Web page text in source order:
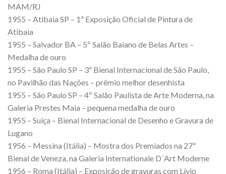
MAM/RJ
1955 – Atibaia SP – 1ª Exposição Oficial de Pintura de
Atibaia
1955 – Salvador BA – 5º Salão Baiano de Belas Artes –
Medalha de ouro
1955 – São Paulo SP – 3ª Bienal Internacional de São Paulo,
no Pavilhão das Nações – prêmio melhor desenhista
1955 – São Paulo SP – 4º Salão Paulista de Arte Moderna, na
Galeria Prestes Maia – pequena medalha de ouro
1955 – Suíça – Bienal Internacional de Desenho e Gravura de
Lugano
1956 – Messina (Itália) – Mostra dos Premiados na 27ª
Bienal de Veneza, na Galeria Internationale D´Art Moderne
1956 – Roma (Itália) – Exposição de gravuras com Lívio